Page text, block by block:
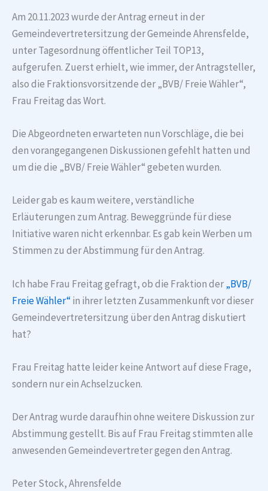
Am 20.11.2023 wurde der Antrag erneut in der
Gemeindevertretersitzung der Gemeinde Ahrensfelde,
unter Tagesordnung öffentlicher Teil TOP13,
aufgerufen. Zuerst erhielt, wie immer, der Antragsteller,
also die Fraktionsvorsitzende der „BVB/ Freie Wähler“,
Frau Freitag das Wort.
Die Abgeordneten erwarteten nun Vorschläge, die bei
den vorangegangenen Diskussionen gefehlt hatten und
um die die „BVB/ Freie Wähler“ gebeten wurden.
Leider gab es kaum weitere, verständliche
Erläuterungen zum Antrag. Beweggründe für diese
Initiative waren nicht erkennbar. Es gab kein Werben um
Stimmen zu der Abstimmung für den Antrag.
Ich habe Frau Freitag gefragt, ob die Fraktion der„BVB/
Freie Wähler“in ihrer letzten Zusammenkunft vor dieser
Gemeindevertretersitzung über den Antrag diskutiert
hat?
Frau Freitag hatte leider keine Antwort auf diese Frage,
sondern nur ein Achselzucken.
Der Antrag wurde daraufhin ohne weitere Diskussion zur
Abstimmung gestellt. Bis auf Frau Freitag stimmten alle
anwesenden Gemeindevertreter gegen den Antrag.
Peter Stock, Ahrensfelde